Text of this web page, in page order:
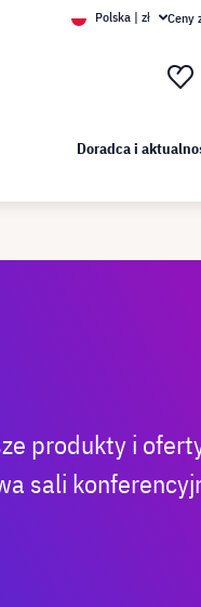
Polska | zł Ceny
Doradca i
produkty i
sali